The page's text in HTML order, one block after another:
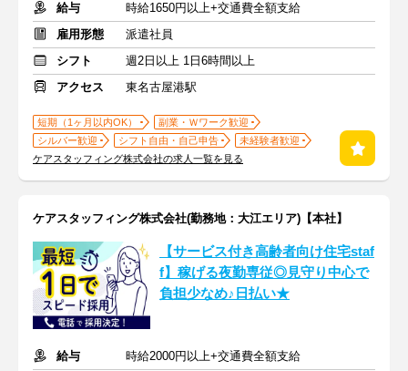
給与
時給1650円以上+交通費全額支給
雇用形態
派遣社員
シフト
週2日以上 1日6時間以上
アクセス
東名古屋港駅
短期（1ヶ月以内OK）
副業・Ｗワーク歓迎
シルバー歓迎
シフト自由・自己申告
未経験者歓迎
ケアスタッフィング株式会社の求人一覧を見る
ケアスタッフィング株式会社(勤務地：大江エリア)【本社】
【サービス付き高齢者向け住宅staf
f】稼げる夜勤専従◎見守り中心で
負担少なめ♪日払い★
給与
時給2000円以上+交通費全額支給